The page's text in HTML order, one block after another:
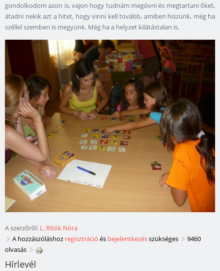
gondolkodom azon is, vajon hogy tudnám megóvni és megtartani őket,
átadni nekik azt a hitet, hogy vinni kell tovább, amiben hiszünk, még ha
széllel szemben is megyünk. Még ha a helyzet kilátástalan is.
A szerzőről: L. Ritók Nóra
A hozzászóláshoz regisztráció és bejelentkezésszükséges
9460
olvasás
Hírlevél